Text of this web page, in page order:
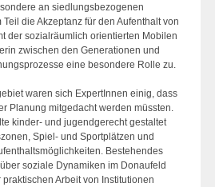
an siedlungsbezogenen
die Akzeptanz für den Aufenthalt von
der sozialräumlich orientierten Mobilen
zwischen den Generationen und
eine besondere Rolle zu.
waren sich ExpertInnen einig, dass
Planung mitgedacht werden müssten.
kinder- und jugendgerecht gestaltet
Spiel- und Sportplätzen und
Bestehendes
soziale Dynamiken im Donaufeld
Arbeit von Institutionen